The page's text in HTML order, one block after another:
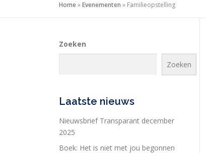
Home»Evenementen » Familieopstelling
Zoeken
Zoeken
Laatste nieuws
Nieuwsbrief Transparant december
2025
Boek: Het is niet met jou begonnen